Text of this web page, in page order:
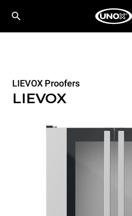
LIEVOX Proofers
LIEVOX